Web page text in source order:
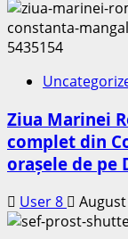
Ziua Marinei
complet din
orașele de pe
User 8